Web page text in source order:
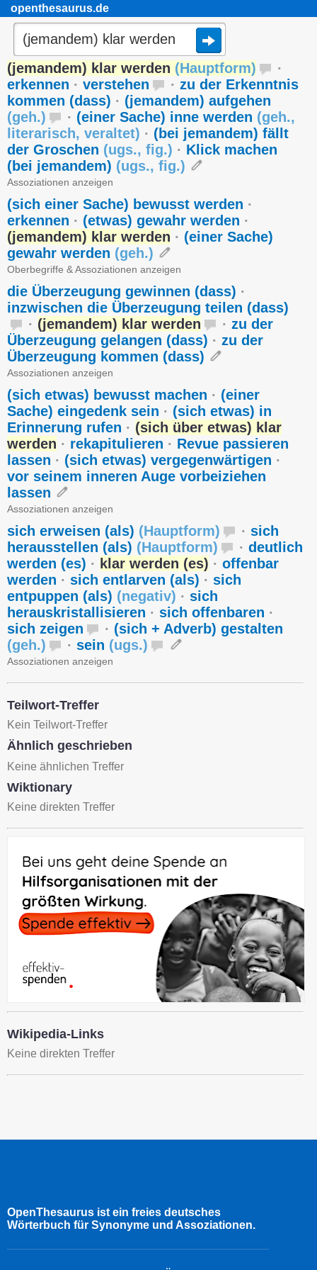
openthesaurus.de
(jemandem) klar werden (Hauptform)
·
erkennen · verstehen · zu der Erkenntnis
kommen (dass) · (jemandem) aufgehen
(geh.) · (einer Sache) inne werden (geh.,
literarisch, veraltet) · (bei jemandem) fällt
der Groschen (ugs., fig.) · Klick machen
(bei jemandem) (ugs., fig.)
Assoziationen anzeigen
(sich einer Sache) bewusst werden ·
erkennen · (etwas) gewahr werden ·
(jemandem) klar werden · (einer Sache)
gewahr werden (geh.)
Oberbegriffe & Assoziationen anzeigen
die Überzeugung gewinnen (dass) ·
inzwischen die Überzeugung teilen (dass)
· (jemandem) klar werden · zu der
Überzeugung gelangen (dass) · zu der
Überzeugung kommen (dass)
Assoziationen anzeigen
(sich etwas) bewusst machen · (einer
Sache) eingedenk sein · (sich etwas) in
Erinnerung rufen · (sich über etwas) klar
werden · rekapitulieren · Revue passieren
lassen · (sich etwas) vergegenwärtigen ·
vor seinem inneren Auge vorbeiziehen
lassen
Assoziationen anzeigen
sich erweisen (als) (Hauptform) · sich
herausstellen (als) (Hauptform) · deutlich
werden (es) · klar werden (es) · offenbar
werden · sich entlarven (als) · sich
entpuppen (als) (negativ) · sich
herauskristallisieren · sich offenbaren ·
sich zeigen
· (sich + Adverb) gestalten
(geh.) · sein (ugs.)
Assoziationen anzeigen
Teilwort-Treffer
Kein Teilwort-Treffer
Ähnlich geschrieben
Keine ähnlichen Treffer
Wiktionary
Keine direkten Treffer
Wikipedia-Links
Keine direkten Treffer
OpenThesaurus ist ein freies deutsches
Wörterbuch für Synonyme und Assoziationen.